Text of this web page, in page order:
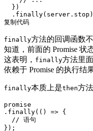
  })
复制代码
finally方法的回调函数
知道，前面的 Promise 状
这表明， finally方法里
依赖于 Promise 的执行结果
finally本质上是then方
promise
.finally( () => {
// 语句